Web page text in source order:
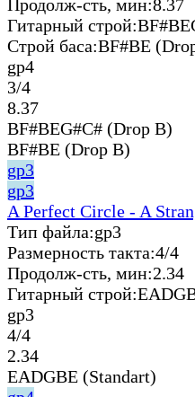
Продолж-сть, мин:8.37
Гитарный строй:
Строй баса:BF#BE
gp4
3/4
8.37
BF#BEG#C# (Drop B)
BF#BE (Drop B)
gp3
gp3
A Perfect Circle - A
Тип файла:gp3
Размерность такта:4/4
Продолж-сть, мин:2.34
Гитарный строй:
gp3
4/4
2.34
EADGBE (Standart)